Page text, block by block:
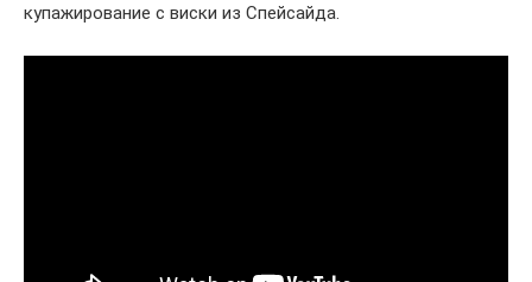
купажирование с виски из Спейсайда.